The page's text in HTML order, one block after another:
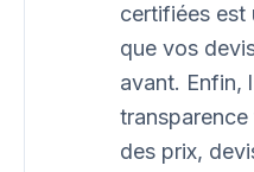
certifiées est
que vos
avant. Enfin,
des prix,